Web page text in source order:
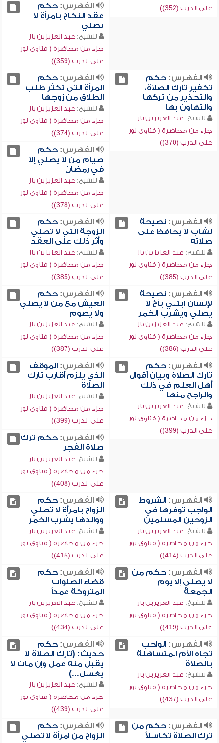
على الدرب (352))
الفهرس:حكم
عقد النكاح بامرأة لا
تصلي
للشيخ: عبد العزيز بن باز
جزء من محاضرة ( فتاوى نور
على الدرب (359))
الفهرس:حكم
تكفير تارك الصلاة،
والتحذير من تركها
والتهاون بها
للشيخ: عبد العزيز بن باز
جزء من محاضرة ( فتاوى نور
على الدرب (370))
الفهرس:حكم
المرأة التي تكثر طلب
الطلاق من زوجها
للشيخ: عبد العزيز بن باز
جزء من محاضرة ( فتاوى نور
على الدرب (374))
الفهرس:حكم
صيام من لا يصلي إلا
في رمضان
للشيخ: عبد العزيز بن باز
جزء من محاضرة ( فتاوى نور
على الدرب (378))
الفهرس:نصيحة
لشاب لا يحافظ على
صلاته
للشيخ: عبد العزيز بن باز
جزء من محاضرة ( فتاوى نور
على الدرب (385))
الفهرس:حكم
الزوجة التي لا تصلي
وأثر ذلك على العقد
للشيخ: عبد العزيز بن باز
جزء من محاضرة ( فتاوى نور
على الدرب (385))
الفهرس:نصيحة
لإنسان ابتلي بأخ لا
يصلي ويشرب الخمر
للشيخ: عبد العزيز بن باز
جزء من محاضرة ( فتاوى نور
على الدرب (386))
الفهرس:حكم
العيش مع من لا يصلي
ولا يصوم
للشيخ: عبد العزيز بن باز
جزء من محاضرة ( فتاوى نور
على الدرب (387))
الفهرس:حكم
تارك الصلاة وبيان أقوال
أهل العلم في ذلك
والراجح منها
للشيخ: عبد العزيز بن باز
جزء من محاضرة ( فتاوى نور
على الدرب (399))
الفهرس:الموقف
الذي يلزم أقارب تارك
الصلاة
للشيخ: عبد العزيز بن باز
جزء من محاضرة ( فتاوى نور
على الدرب (399))
الفهرس:حكم ترك
صلاة الفجر
للشيخ: عبد العزيز بن باز
جزء من محاضرة ( فتاوى نور
على الدرب (408))
الفهرس:الشروط
الواجب توفرها في
الزوجين المسلمين
للشيخ: عبد العزيز بن باز
جزء من محاضرة ( فتاوى نور
على الدرب (414))
الفهرس:حكم
الزواج بامرأة لا تصلي
ووالدها يشرب الخمر
للشيخ: عبد العزيز بن باز
جزء من محاضرة ( فتاوى نور
على الدرب (415))
الفهرس:حكم من
لا يصلي إلا يوم
الجمعة
للشيخ: عبد العزيز بن باز
جزء من محاضرة ( فتاوى نور
على الدرب (419))
الفهرس:حكم
قضاء الصلوات
المتروكة عمداً
للشيخ: عبد العزيز بن باز
جزء من محاضرة ( فتاوى نور
على الدرب (434))
الفهرس:الواجب
تجاه الأم المتساهلة
بالصلاة
للشيخ: عبد العزيز بن باز
جزء من محاضرة ( فتاوى نور
على الدرب (437))
الفهرس:حكم
حديث: (تارك الصلاة لا
يقبل منه عمل وإن مات لا
يغسل...)
للشيخ: عبد العزيز بن باز
جزء من محاضرة ( فتاوى نور
على الدرب (439))
الفهرس:حكم من
ترك الصلاة تكاسلاً
الفهرس:حكم
الزواج من امرأة لا تصلي